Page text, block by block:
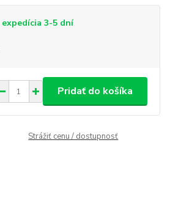
expedícia 3-5 dní
Pridať do košíka
Strážiť cenu / dostupnosť